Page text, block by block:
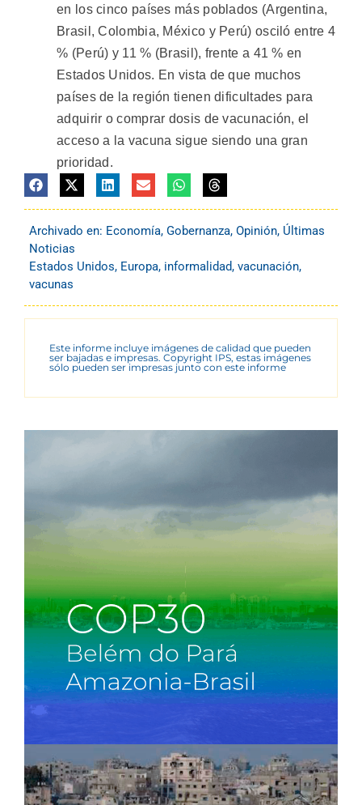
en los cinco países más poblados (Argentina,
Brasil, Colombia, México y Perú) osciló entre 4
% (Perú) y 11 % (Brasil), frente a 41 % en
Estados Unidos. En vista de que muchos
países de la región tienen dificultades para
adquirir o comprar dosis de vacunación, el
acceso a la vacuna sigue siendo una gran
prioridad.
Archivado en: Economía, Gobernanza, Opinión, Últimas
Noticias
Estados Unidos, Europa, informalidad, vacunación,
vacunas
Este informe incluye imágenes de calidad que pueden
ser bajadas e impresas. Copyright IPS, estas imágenes
sólo pueden ser impresas junto con este informe